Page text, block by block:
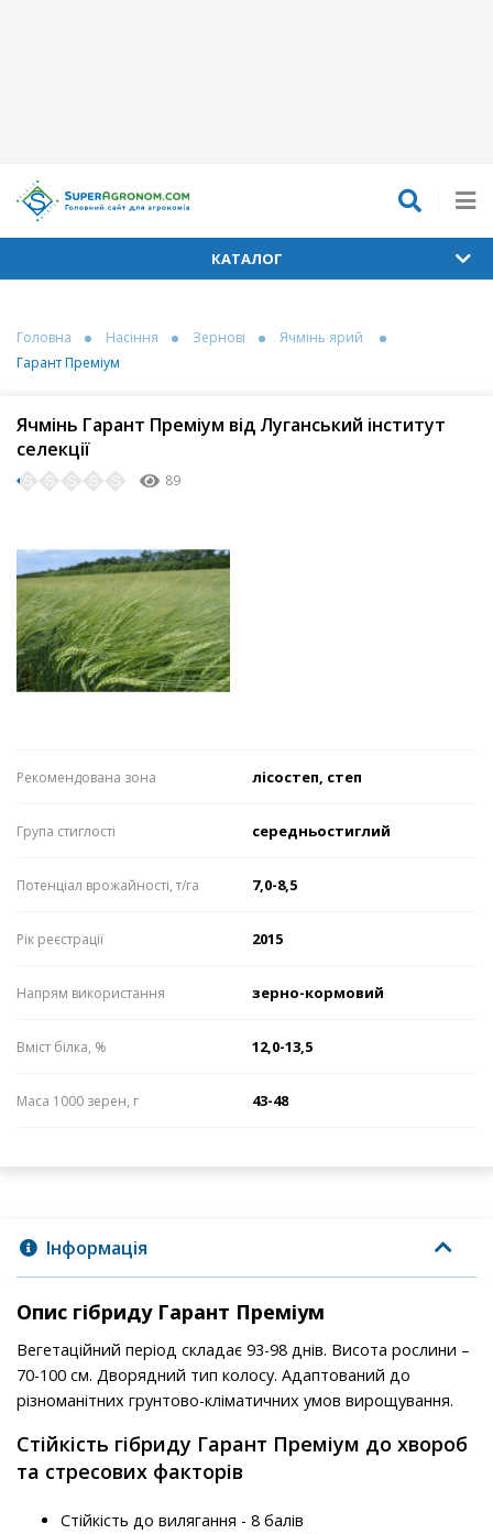
КАТАЛОГ
Головна Насіння Зернові
Ячмінь ярий
Гарант Преміум
Ячмінь Гарант Преміум від Луганський інститут
селекції
89
Рекомендована зона лісостеп, степ
Група стиглості середньостиглий
Потенціал врожайності, т/га 7,0-8,5
Рік реєстрації 2015
Напрям використання зерно-кормовий
Вміст білка, % 12,0-13,5
Маса 1000 зерен, г 43-48
Інформація
Опис гібриду Гарант Преміум
Вегетаційний період складає 93-98 днів. Висота рослини –
70-100 см. Дворядний тип колосу. Адаптований до
різноманітних грунтово-кліматичних умов вирощування.
Стійкість гібриду Гарант Преміум до хвороб
та стресових факторів
Стійкість до вилягання - 8 балів